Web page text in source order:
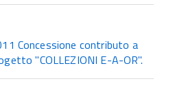
Concessione contributo a
"COLLEZIONI E-A-OR".